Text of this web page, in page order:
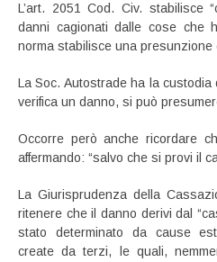
L’art. 2051 Cod. Civ. stabilisce
danni cagionati dalle cose che
norma stabilisce una presunzione
La Soc. Autostrade ha la custodia
verifica un danno, si può
Occorre però anche ricordare
affermando: “salvo che si provi il
La Giurisprudenza della
ritenere che il danno derivi dal
stato determinato da cause
create da terzi, le quali,